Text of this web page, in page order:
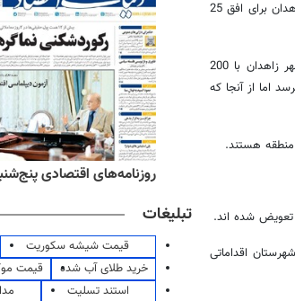
پمپاژ و خط انتقال به نام مهر ماندگار تا پایان دولت دهم به بهره‌ برداری برسد و مشکل آب مردم زاهدان برای افق 25
سرپرست کارگاه خط دوم انتقال آب شهر زاهدان نیز اظهار داشت: پروژه خط دوم انتقال آب به شهر زاهدان با 200
اما از آنجا که
منطقه هستند.
اقداماتی
روزنامه‌های اقتصادی پنج‌شنبه ۱۵ مرداد
تبلیغات
قیمت شیشه سکوریت
خرید طلای آب شده
قیمت
استند تسلیت